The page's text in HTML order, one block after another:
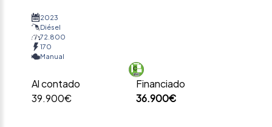
2023
Diésel
72.800
170
Manual
Al contado
39.900€
Financiado
36.900€